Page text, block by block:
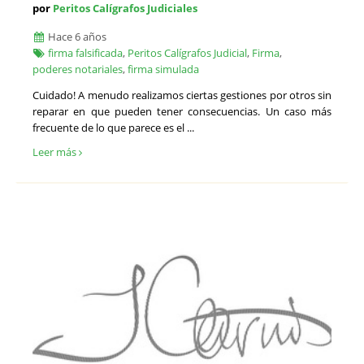
Tasadores de muebles - Valoración
Tecnológicos
Titulados Mercantiles y Empresariales
Traducción Jurada e Interpretación
Técnicos Informáticos
Valoraciones de empresas
Valoración del Daño Corporal
por Peritos Calígrafos Judiciales
Hace 6 años
firma falsificada, Peritos Calígrafos Judicial, Firma,
poderes notariales,firma simulada
Cuidado! A menudo realizamos ciertas gestiones por otros sin
reparar en que pueden tener consecuencias. Un caso más
frecuente de lo que parece es el ...
Leer más